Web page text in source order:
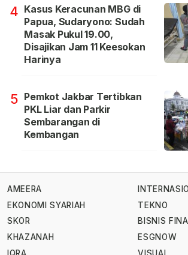
4 Kasus Keracunan MBG di
Papua, Sudaryono: Sudah
Masak Pukul 19.00,
Disajikan Jam 11 Keesokan
Harinya
5 Pemkot Jakbar Tertibkan
PKL Liar dan Parkir
Sembarangan di
Kembangan
AMEERA
EKONOMI SYARIAH
SKOR
KHAZANAH
IQRA
TEKNO
BISNIS
ESGNOW
VISUAL